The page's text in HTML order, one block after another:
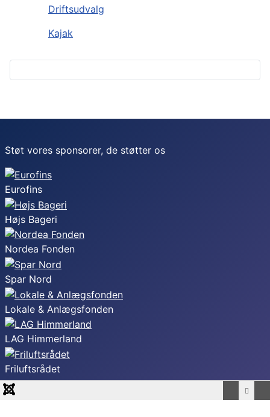
Driftsudvalg
Kajak
Støt vores sponsorer, de støtter os
Eurofins
Højs Bageri
Nordea Fonden
Spar Nord
Lokale & Anlægsfonden
LAG Himmerland
Friluftsrådet